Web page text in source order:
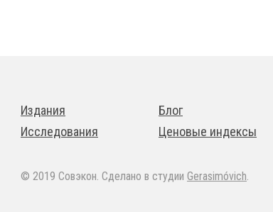
Издания
Исследования
Блог
Ценовые индексы
© 2019 Совэкон. Сделано в студии Gerasimóvich.